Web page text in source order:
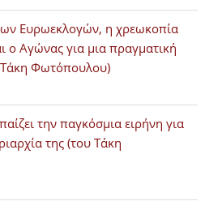
Ευρωεκλογών, η χρεωκοπία
ο Αγώνας για μια πραγματική
Φωτόπουλου)
την παγκόσμια ειρήνη για
της (του Τάκη